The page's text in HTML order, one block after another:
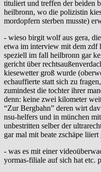
tituliert und treffen der beiden
heilbronn, wo die polizistin
mordopfern sterben musste)
- wieso birgit wolf aus gera,
etwa im interview mit dem zdf
speziell im fall heilbronn gar
gericht über
kiesewetter groß wurde
echauffierte statt sich zu
zumindest die tochter ihrer
denn: keine zwei kilometer
“Zur Bergbahn” deren wirt
nsu-helfers und in münchen
unbestritten selber der
gar mal mit beate zschäpe liiert
- was es mit einer
yormas-filiale auf sich hat etc.